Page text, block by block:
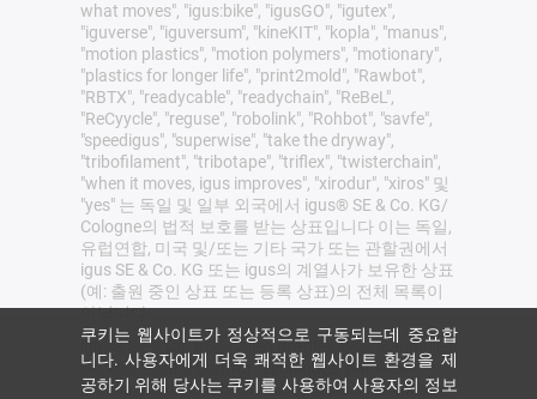
what moves", "igus:bike", "igusGO", "igutex",
"iguverse", "iguversum", "kineKIT", "kopla", "manus",
"motion plastics", "motion polymers", "motionary",
"plastics for longer life", "print2mold", "Rawbot",
"RBTX", "readycable", "readychain", "ReBeL",
"ReCyycle", "reguse", "robolink", "Rohbot", "savfe",
"speedigus", "superwise", "take the dryway",
"tribofilament", "tribotape", "triflex", "twisterchain",
"when it moves, igus improves", "xirodur", "xiros" 및
"yes" 는 독일 및 일부 외국에서 igus® SE & Co. KG/
Cologne의 법적 보호를 받는 상표입니다 이는 독일,
유럽연합, 미국 및/또는 기타 국가 또는 관할권에서
igus SE & Co. KG 또는 igus의 계열사가 보유한 상표
(예: 출원 중인 상표 또는 등록 상표)의 전체 목록이
아닙니다.
igus® SE & Co. KG는 Allen Bradley, B&R, Baumüller,
Beckhoff, Lahr, Control Techniques, Danaher
Motion, ELAU, FAGOR, FANUC, Festo, Heidenhain,
쿠키는 웹사이트가 정상적으로 구동되는데 중요합
니다. 사용자에게 더욱 쾌적한 웹사이트 환경을 제
공하기 위해 당사는 쿠키를 사용하여 사용자의 정보